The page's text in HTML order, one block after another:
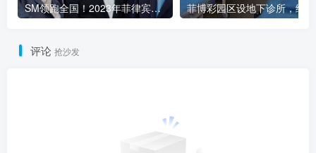
SM领跑全国！2023年菲律宾商业巨头稳健发展
评论 抢沙发